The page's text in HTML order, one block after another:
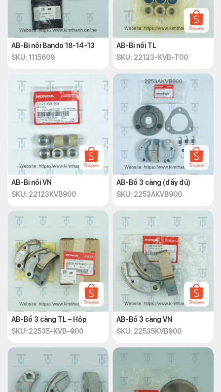
AB-Bi nồi Bando 18-14-13
SKU: 1115609
AB-Bi nồi TL
SKU: 22123-KVB-T00
AB-Bi nồi VN
SKU: 22123KVB900
AB-Bố 3 càng (đầy đủ)
SKU: 2253AKVB900
AB-Bố 3 càng TL – Hộp
SKU: 22535-KVB-900
AB-Bố 3 càng VN
SKU: 22535KVB900